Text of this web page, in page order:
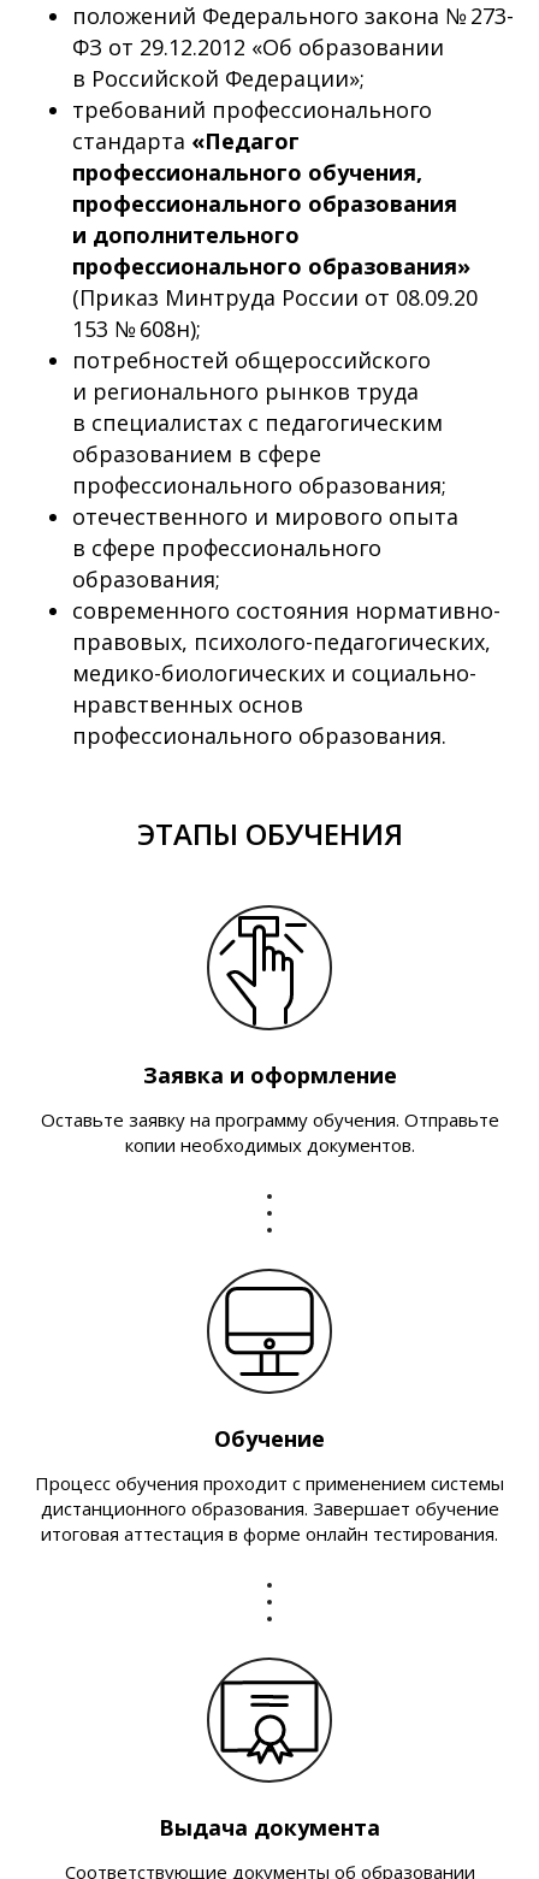
положений Федерального закона № 273-
ФЗ от 29.12.2012 «Об образовании
в Российской Федерации»;
требований профессионального
стандарта «Педагог
профессионального обучения,
профессионального образования
и дополнительного
профессионального образования»
(Приказ Минтруда России от 08.09.20
153 № 608н);
потребностей общероссийского
и регионального рынков труда
в специалистах с педагогическим
образованием в сфере
профессионального образования;
отечественного и мирового опыта
в сфере профессионального
образования;
современного состояния нормативно-
правовых, психолого-педагогических,
медико-биологических и социально-
нравственных основ
профессионального образования.
ЭТАПЫ ОБУЧЕНИЯ
Заявка и оформление
Оставьте заявку на программу обучения. Отправьте
копии необходимых документов.
Обучение
Процесс обучения проходит с применением системы
дистанционного образования. Завершает обучение
итоговая аттестация в форме онлайн тестирования.
Выдача документа
Соответствующие документы об образовании